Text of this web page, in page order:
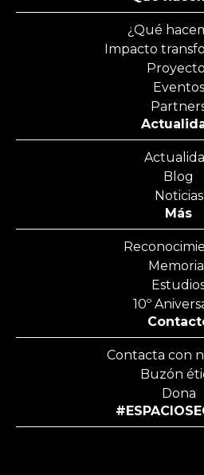
¿Qué
Impacto
Eventos
Blog
Noticias
Más
10º
Contacta con
Buzón
Dona